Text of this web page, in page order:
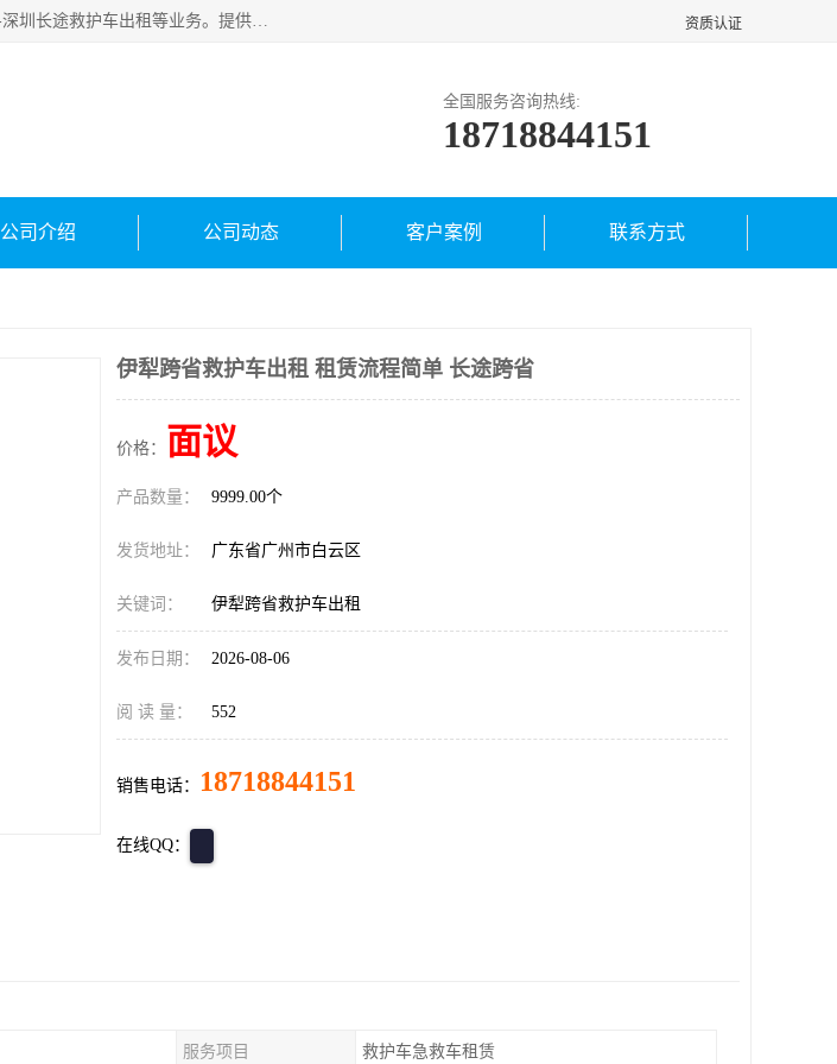
广东快安医疗救援服务公司主要经营:东莞救护车出租_深圳救护车出租_东莞长途救护车出租-深圳长途救护车出租等业务。提供救护车出租服务和长途救护车转接病人。响应及时，服务周到。 资质认证
全国服务咨询热线:
18718844151
公司介绍 公司动态 客户案例 联系方式
伊犁跨省救护车出租 租赁流程简单 长途跨省
价格： 面议
产品数量： 9999.00个
发货地址： 广东省广州市白云区
关键词： 伊犁跨省救护车出租
发布日期： 2026-08-06
阅 读 量： 552
销售电话： 18718844151
在线QQ：
服务项目 救护车急救车租赁